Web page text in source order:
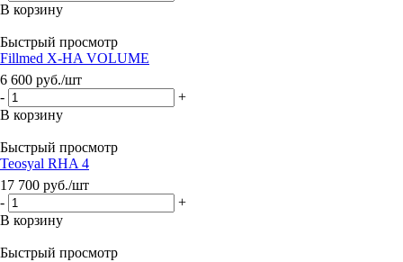
В корзину
Быстрый просмотр
Fillmed X-HA VOLUME
6 600 руб./шт
-
+
В корзину
Быстрый просмотр
Teosyal RHA 4
17 700 руб./шт
-
+
В корзину
Быстрый просмотр